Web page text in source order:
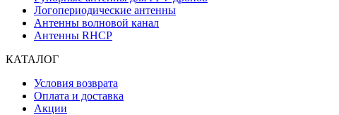
Логопериодические антенны
Антенны волновой канал
Антенны RHCP
КАТАЛОГ
Условия возврата
Оплата и доставка
Акции